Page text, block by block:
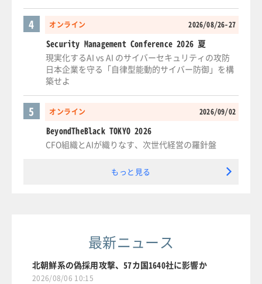
オンライン 2026/08/26-27
4
Security Management Conference 2026 夏
現実化するAI vs AI のサイバーセキュリティの攻防
日本企業を守る「自律型能動的サイバー防御」を構
築せよ
オンライン 2026/09/02
5
BeyondTheBlack TOKYO 2026
CFO組織とAIが織りなす、次世代経営の羅針盤
もっと見る
最新ニュース
北朝鮮系の偽採用攻撃、57カ国1640社に影響か
2026/08/06 10:15